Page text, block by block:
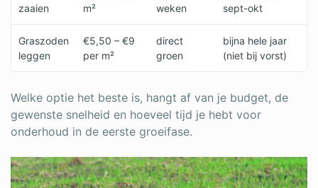
zaaien
m²
weken
sept-okt
Graszoden
leggen
€5,50 – €9
per m²
direct
groen
bijna hele jaar
(niet bij vorst)
Welke optie het beste is, hangt af van je budget, de
gewenste snelheid en hoeveel tijd je hebt voor
onderhoud in de eerste groeifase.